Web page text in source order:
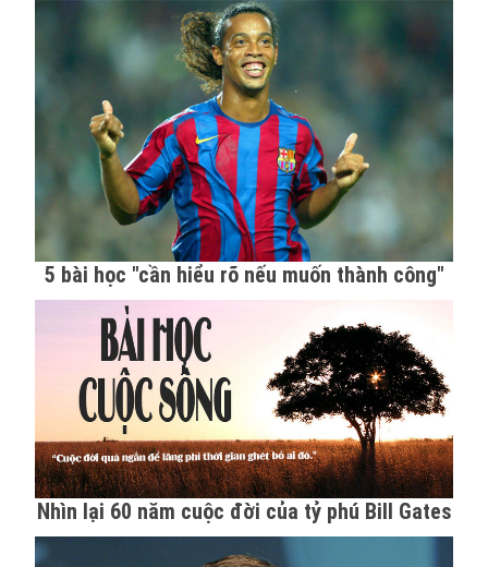
5 bài học "cần hiểu rõ nếu muốn thành công"
Nhìn lại 60 năm cuộc đời của tỷ phú Bill Gates